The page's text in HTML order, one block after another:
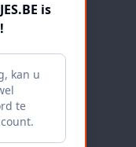
is
kan u
te